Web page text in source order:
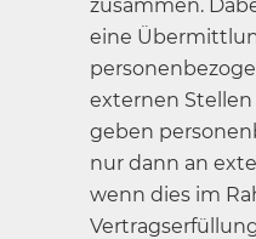
zusammen.
eine
externen
geben
nur dann an
wenn dies im